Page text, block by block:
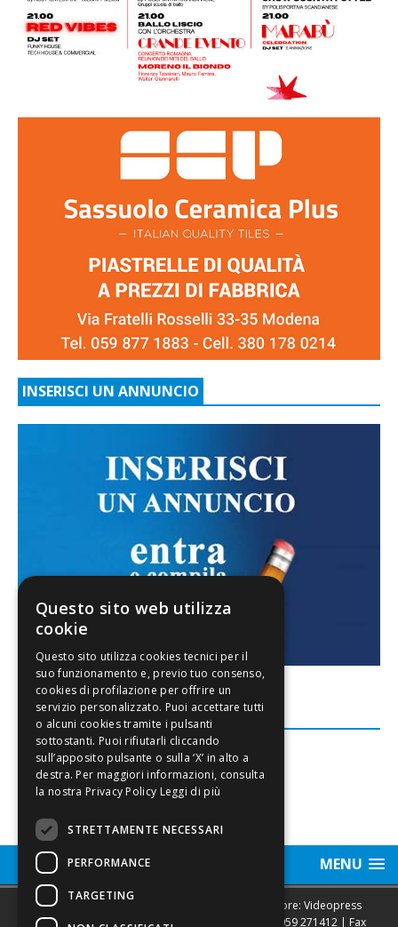
INSERISCI UN ANNUNCIO
FACEBOOK
MENU
Sede legale, Redazione, pubblicità e annunci Editore: Videopress
Modena S.r.l. via Emilia Est, 402/6 - Modena | Tel.
059 271412 | Fax
Questo sito web utilizza
cookie
Leggi di più
STRETTAMENTE NECESSARI
PERFORMANCE
TARGETING